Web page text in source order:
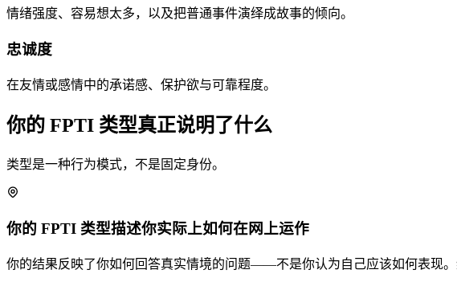
情绪强度、容易想太多，以及把普通事件演绎成故事的倾向。
忠诚度
在友情或感情中的承诺感、保护欲与可靠程度。
你的 FPTI 类型真正说明了什么
类型是一种行为模式，不是固定身份。
你的 FPTI 类型描述你实际上如何在网上运作
你的结果反映了你如何回答真实情境的问题——不是你认为自己应该如何表现